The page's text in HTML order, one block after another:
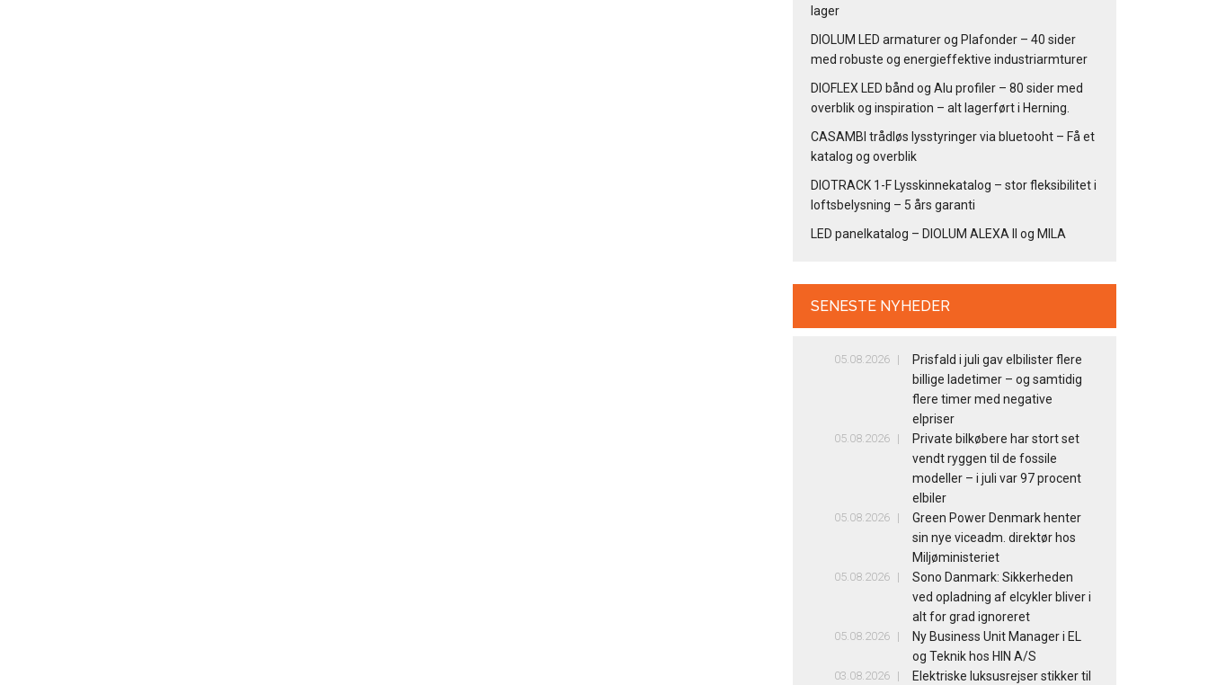
lager
DIOLUM LED armaturer og Plafonder – 40 sider
med robuste og energieffektive industriarmturer
DIOFLEX LED bånd og Alu profiler – 80 sider med
overblik og inspiration – alt lagerført i Herning.
CASAMBI trådløs lysstyringer via bluetooht – Få et
katalog og overblik
DIOTRACK 1-F Lysskinnekatalog – stor fleksibilitet i
loftsbelysning – 5 års garanti
LED panelkatalog – DIOLUM ALEXA II og MILA
SENESTE NYHEDER
05.08.2026
Prisfald i juli gav elbilister flere
billige ladetimer – og samtidig
flere timer med negative
elpriser
05.08.2026
Private bilkøbere har stort set
vendt ryggen til de fossile
modeller – i juli var 97 procent
elbiler
05.08.2026
Green Power Denmark henter
sin nye viceadm. direktør hos
Miljøministeriet
05.08.2026
Sono Danmark: Sikkerheden
ved opladning af elcykler bliver i
alt for grad ignoreret
05.08.2026
Ny Business Unit Manager i EL
og Teknik hos HIN A/S
03.08.2026
Elektriske luksusrejser stikker til